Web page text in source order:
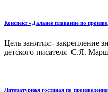
Конспект «Дальнее плавание по
Цель занятия:- закрепление
детского писателя С.Я.
Литературная гостиная по